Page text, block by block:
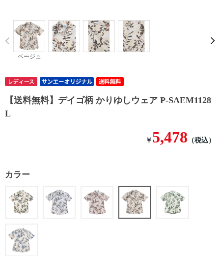
ベージュ
Prev
【送料無料】デイゴ柄 かりゆしウェア P-SAEM1128
L
￥ 5,478 （税込）
カラー